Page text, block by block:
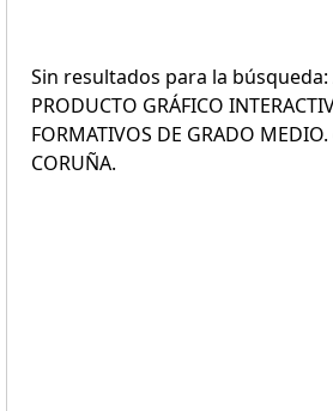
Sin resultados para la búsqueda:
PRODUCTO GRÁFICO
FORMATIVOS DE GRADO MEDIO.
CORUÑA.